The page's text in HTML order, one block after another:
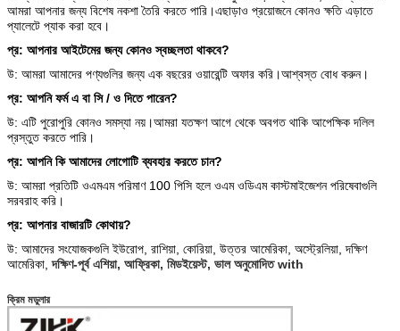
আমরা আপনার জন্য বিশেষ নকশা তৈরি করতে পারি।এছাড়াও প্রয়োজনে কোনও ক্ষতি এড়াতে
প্যালেটে প্যাক করা হবে।
প্র: আপনার আইটেমের জন্য কোনও স্বচ্ছলতা থাকবে?
উ: আমরা আমাদের পণ্যগুলির জন্য এক বছরের ওয়ারেন্টি অফার করি।আশ্বস্ত বোধ করুন।
প্র: আপনি ফর্ম এ বা সি / ও দিতে পারেন?
উ: এটি পুরোপুরি কোনও সমস্যা নয়।আমরা যতক্ষণ আগে থেকে অবগত থাকি আপেক্ষিক দলিল
প্রস্তুত করতে পারি।
প্র: আপনি কি আমাদের লোগোটি ব্যবহার করতে চান?
উ: আমরা প্রতিটি ওএমএম পরিমাণ 100 পিসি হলে ওএম ওডিএম কাস্টমাইজেশন পরিষেবাগুলি
সরবরাহ করি।
প্র: আপনার বাজারটি কোথায়?
উ: আমাদের সংযোজকগুলি ইউরোপ, রাশিয়া, কোরিয়া, উত্তর আমেরিকা, অস্ট্রেলিয়া, দক্ষিণ
আমেরিকা,দক্ষিণ-পূর্ব এশিয়া, আফ্রিকা, মিডইয়েস্ট, ভাল অনুমোদিত with
ক্রিম মডুলার